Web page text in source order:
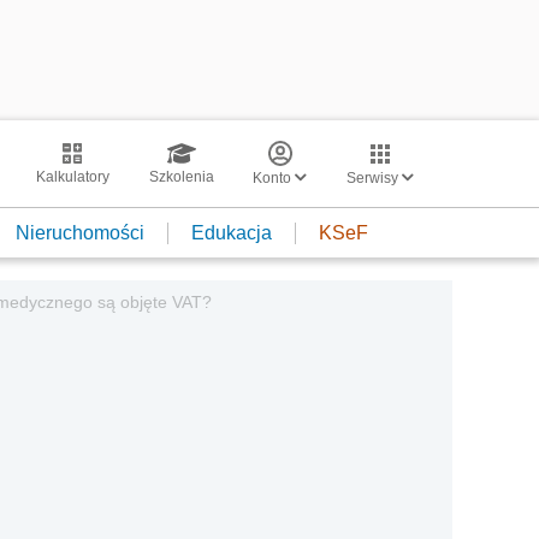
Kalkulatory Szkolenia Konto Serwisy
Nieruchomości Edukacja KSeF
są objęte VAT?